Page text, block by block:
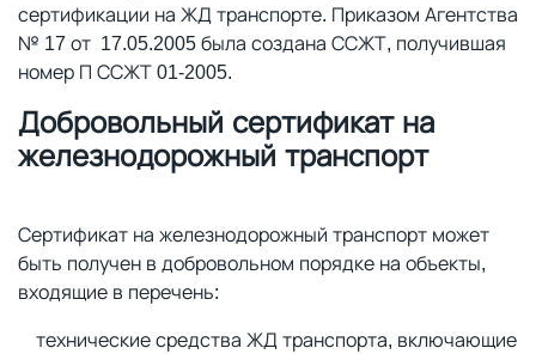
сертификации на ЖД транспорте. Приказом Агентства
№ 17 от 17.05.2005 была создана ССЖТ, получившая
номер П ССЖТ 01-2005.
Добровольный сертификат на
железнодорожный транспорт
Сертификат на железнодорожный транспорт может
быть получен в добровольном порядке на объекты,
входящие в перечень:
технические средства ЖД транспорта, включающие